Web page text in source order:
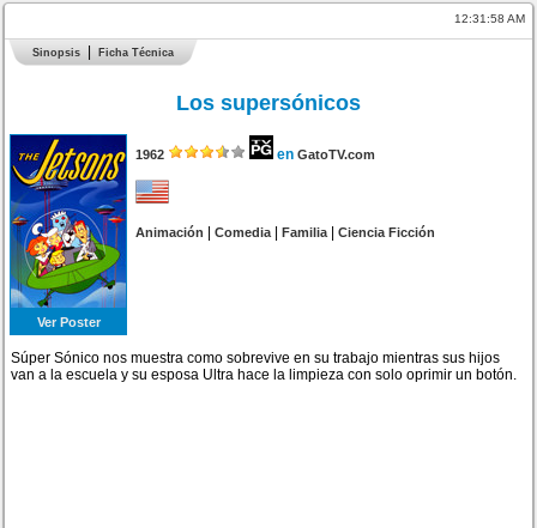
12:31:58 AM
Sinopsis Ficha Técnica
Los supersónicos
Ver Poster
1962 en GatoTV.com
Animación |Comedia|Familia|Ciencia Ficción
Súper Sónico nos muestra como sobrevive en su trabajo mientras sus hijos
van a la escuela y su esposa Ultra hace la limpieza con solo oprimir un botón.